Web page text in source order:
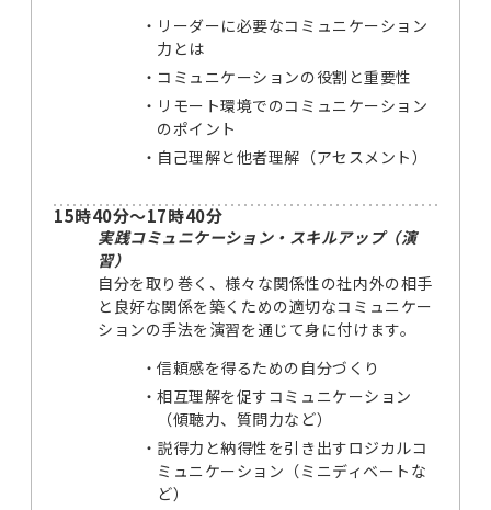
リーダーに必要なコミュニケーション
力とは
コミュニケーションの役割と重要性
リモート環境でのコミュニケーション
のポイント
自己理解と他者理解（アセスメント）
15時40分～17時40分
実践コミュニケーション・スキルアップ（演
習）
自分を取り巻く、様々な関係性の社内外の相手
と良好な関係を築くための適切なコミュニケー
ションの手法を演習を通じて身に付けます。
信頼感を得るための自分づくり
相互理解を促すコミュニケーション
（傾聴力、質問力など）
説得力と納得性を引き出すロジカルコ
ミュニケーション（ミニディベートな
ど）